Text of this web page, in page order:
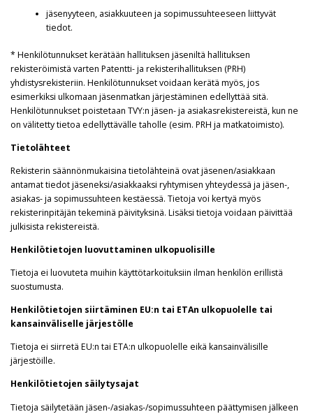
jäsenyyteen, asiakkuuteen ja sopimussuhteeseen liittyvät
tiedot.
* Henkilötunnukset kerätään hallituksen jäseniltä hallituksen
rekisteröimistä varten Patentti- ja rekisterihallituksen (PRH)
yhdistysrekisteriin. Henkilötunnukset voidaan kerätä myös, jos
esimerkiksi ulkomaan jäsenmatkan järjestäminen edellyttää sitä.
Henkilötunnukset poistetaan TVY:n jäsen- ja asiakasrekistereistä, kun ne
on välitetty tietoa edellyttävälle taholle (esim. PRH ja matkatoimisto).
Tietolähteet
Rekisterin säännönmukaisina tietolähteinä ovat jäsenen/asiakkaan
antamat tiedot jäseneksi/asiakkaaksi ryhtymisen yhteydessä ja jäsen-,
asiakas- ja sopimussuhteen kestäessä. Tietoja voi kertyä myös
rekisterinpitäjän tekeminä päivityksinä. Lisäksi tietoja voidaan päivittää
julkisista rekistereistä.
Henkilötietojen luovuttaminen ulkopuolisille
Tietoja ei luovuteta muihin käyttötarkoituksiin ilman henkilön erillistä
suostumusta.
Henkilötietojen siirtäminen EU:n tai ETAn ulkopuolelle tai
kansainväliselle järjestölle
Tietoja ei siirretä EU:n tai ETA:n ulkopuolelle eikä kansainvälisille
järjestöille.
Henkilötietojen säilytysajat
Tietoja säilytetään jäsen-/asiakas-/sopimussuhteen päättymisen jälkeen